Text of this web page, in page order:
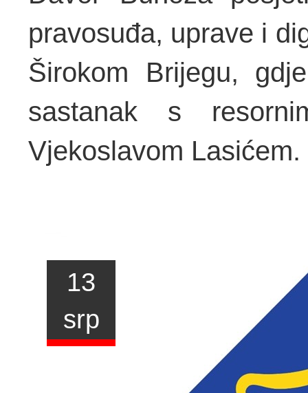
pravosuđa, uprave i
Širokom Brijegu,
sastanak s
Vjekoslavom Lasićem.
13
srp